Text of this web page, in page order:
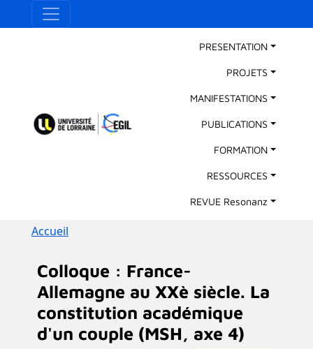
Aller au contenu principal
Main Navigation
PRESENTATION
PROJETS
MANIFESTATIONS
PUBLICATIONS
FORMATION
RESSOURCES
REVUE Resonanz
Fil d'Ariane
Accueil
Colloque : France-
Allemagne au XXè siècle. La
constitution académique
d'un couple (MSH, axe 4)
Panneau de gestion des cookies